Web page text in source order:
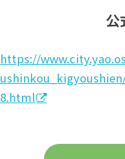
https://
8.html